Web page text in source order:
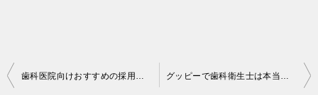
投
歯科医院向けおすすめの採用代行11選 – 費用・選び方・成功事例まとめ グッピーで歯科衛生士は本当に採用できるのか？──料金・応募数・成功率を院長目線で徹底検証